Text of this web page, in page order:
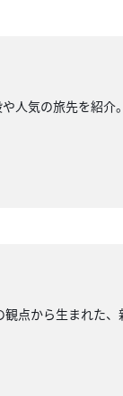
人気の旅先を紹介
点から生まれた